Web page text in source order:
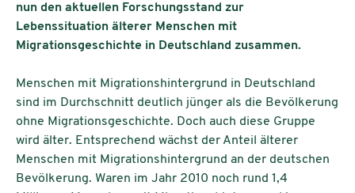
nun den aktuellen Forschungsstand zur
Lebenssituation älterer Menschen mit
Migrationsgeschichte in Deutschland zusammen.
Menschen mit Migrationshintergrund in Deutschland
sind im Durchschnitt deutlich jünger als die Bevölkerung
ohne Migrationsgeschichte. Doch auch diese Gruppe
wird älter. Entsprechend wächst der Anteil älterer
Menschen mit Migrationshintergrund an der deutschen
Bevölkerung. Waren im Jahr 2010 noch rund 1,4